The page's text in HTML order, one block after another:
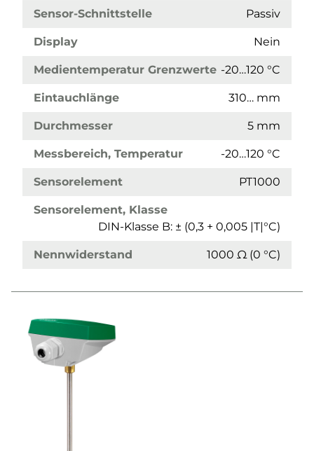
Sensor-Schnittstelle Passiv
Display Nein
Medientemperatur Grenzwerte -20…120 °C
Eintauchlänge 310… mm
Durchmesser 5 mm
Messbereich, Temperatur -20…120 °C
Sensorelement PT1000
Sensorelement, Klasse
DIN-Klasse B: ± (0,3 + 0,005 |T|°C)
Nennwiderstand 1000 Ω (0 °C)